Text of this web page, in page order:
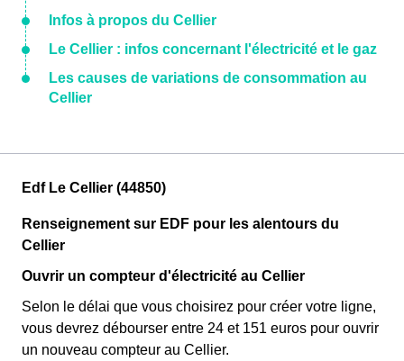
Infos à propos du Cellier
Le Cellier : infos concernant l'électricité et le gaz
Les causes de variations de consommation au
Cellier
Edf Le Cellier (44850)
Renseignement sur EDF pour les alentours du
Cellier
Ouvrir un compteur d'électricité au Cellier
Selon le délai que vous choisirez pour créer votre ligne,
vous devrez débourser entre 24 et 151 euros pour ouvrir
un nouveau compteur au Cellier.